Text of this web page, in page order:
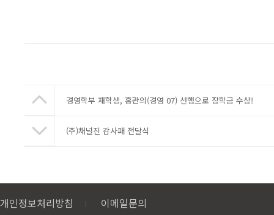
경영학부 재학생, 홍관의(경영 07) 선행으로 장학금 수상!
(주)채널진 감사패 전달식
개인정보처리방침 이메일문의